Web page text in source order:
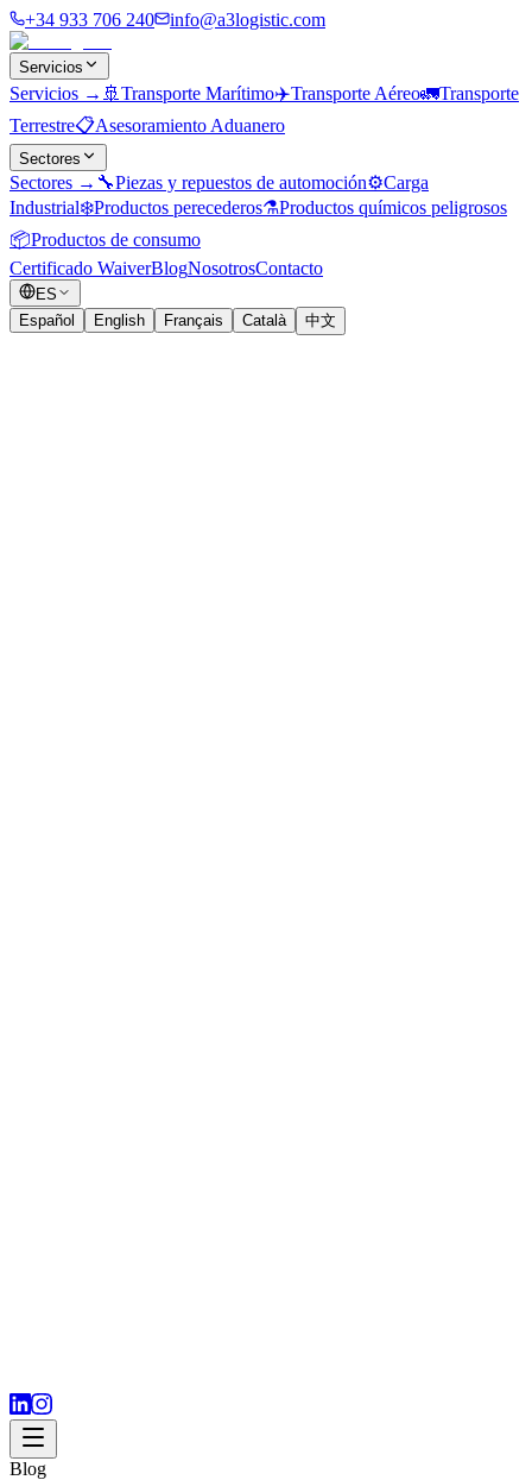
+34 933 706 240 info@a3logistic.com
Servicios
Servicios → 🚢 Transporte Marítimo✈️Transporte Aéreo🚛Transporte
Terrestre📋Asesoramiento Aduanero
Sectores
Sectores → 🔧Piezas y repuestos de automoción⚙️Carga
Industrial❄️Productos perecederos⚗️Productos químicos peligrosos
📦Productos de consumo
Certificado WaiverBlogNosotrosContacto
ES
Español
English Français Català 中文
Blog